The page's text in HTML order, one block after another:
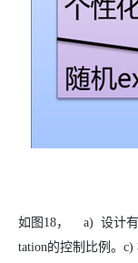
如图18， a) 设计有
tation的控制比例。c)